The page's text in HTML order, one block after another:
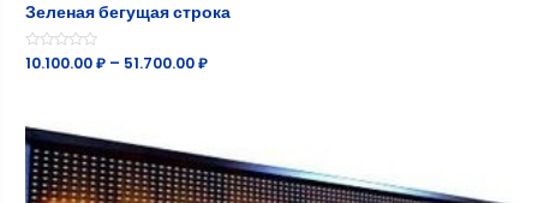
Зеленая бегущая строка
Оценка
0
10.100.00₽ – 51.700.00₽